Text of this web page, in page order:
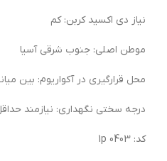
نیاز دی اکسید کربن: کم
موطن اصلی: جنوب شرقی آسیا
محل قرارگیری در آکواریوم: بین
درجه سختی نگهداری: نیازمند
کد: 0403 1p